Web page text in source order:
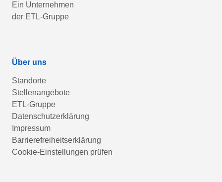
Ein Unternehmen
der ETL-Gruppe
Über uns
Standorte
Stellenangebote
ETL-Gruppe
Datenschutzerklärung
Impressum
Barrierefreiheitserklärung
Cookie-Einstellungen prüfen